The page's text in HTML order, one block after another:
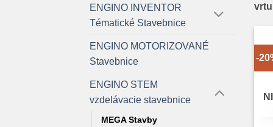
ENGINO INVENTOR
Tématické Stavebnice
ENGINO MOTORIZOVANÉ
Stavebnice
ENGINO STEM
vzdelávacie stavebnice
MEGA Stavby
-